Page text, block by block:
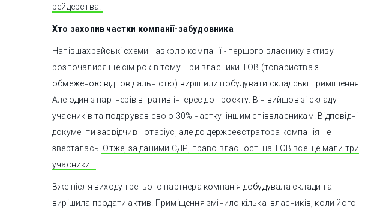
рейдерства.
Хто захопив частки компанії-забудовника
Напівшахрайські схеми навколо компанії - першого власнику активу
розпочалися ще сім років тому. Три власники ТОВ (товариства з
обмеженою відповідальністю) вирішили побудувати складські приміщення.
Але один з партнерів втратив інтерес до проекту. Він вийшов зі складу
учасників та подарував свою 30% частку іншим співвласникам. Відповідні
документи засвідчив нотаріус, але до держреєстратора компанія не
зверталась. Отже, за даними ЄДР, право власності на ТОВ все ще мали три
учасники.
Вже після виходу третього партнера компанія добудувала склади та
вирішила продати актив. Приміщення змінило кілька власників, коли його